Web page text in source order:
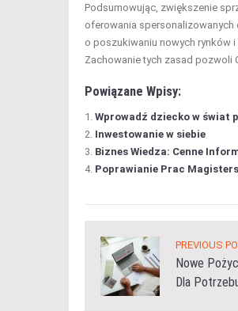
Podsumowując, zwiększenie
oferowania spersonalizowanych
o poszukiwaniu nowych rynków
Zachowanie tych zasad pozwoli
Powiązane Wpisy:
Wprowadź dziecko w świat
Inwestowanie w siebie
Biznes Wiedza: Cenne
Poprawianie Prac
PREVIOUS
Nowe
Dla